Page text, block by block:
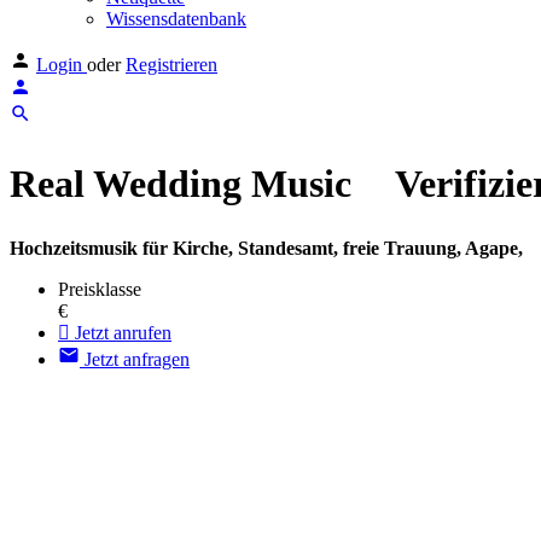
Wissensdatenbank
Login oder Registrieren
Real Wedding Music
Hochzeitsmusik für Kirche, Standesamt, freie Trauung, Agape,
Preisklasse
€
Jetzt anrufen
Jetzt anfragen